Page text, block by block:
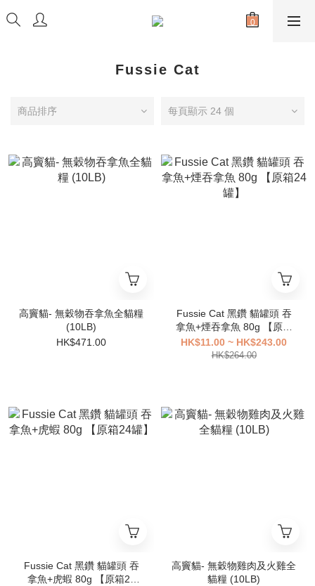
Fussie Cat
商品排序 每頁顯示 24 個
高竇貓- 無穀物吞拿魚全貓糧
(10LB)
HK$471.00
Fussie Cat 黑鑽 貓罐頭 吞
拿魚+煙吞拿魚 80g 【原箱
24罐】
HK$11.00 ~ HK$243.00
HK$264.00
Fussie Cat 黑鑽 貓罐頭 吞
拿魚+虎蝦 80g 【原箱24
高竇貓- 無穀物雞肉及火雞全
貓糧 (10LB)